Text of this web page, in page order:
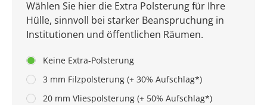
Wählen Sie hier die Extra Polsterung für Ihre
Hülle, sinnvoll bei starker Beanspruchung in
Institutionen und öffentlichen Räumen.
Keine Extra-Polsterung
3 mm Filzpolsterung (+ 30% Aufschlag*)
20 mm Vliespolsterung (+ 50% Aufschlag*)